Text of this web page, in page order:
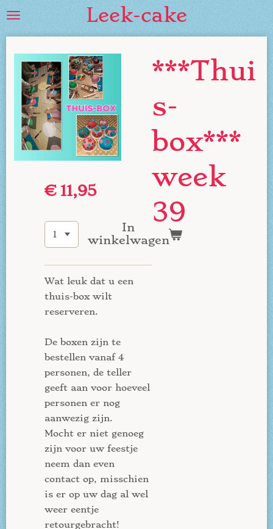
Ga
hoofdinhoud
Leek-cake
***Thui
s-
box***
week
39
€ 11,95
In
winkelwagen
Wat leuk dat u een
thuis-box wilt
reserveren.
De boxen zijn te
bestellen vanaf 4
personen, de teller
geeft aan voor hoeveel
personen er nog
aanwezig zijn.
Mocht er niet genoeg
zijn voor uw feestje
neem dan even
contact op, misschien
is er op uw dag al wel
weer eentje
retourgebracht!